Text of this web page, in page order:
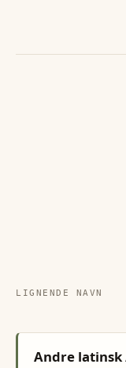
LIGNENDE NAVN
Andre latinsk